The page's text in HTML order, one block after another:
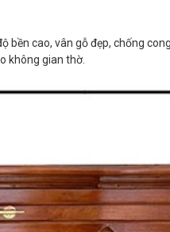
cao, vân gỗ đẹp, chống
không gian thờ.